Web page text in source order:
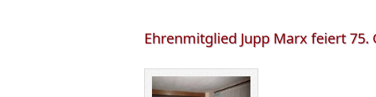
Ehrenmitglied Jupp Marx feiert 75.